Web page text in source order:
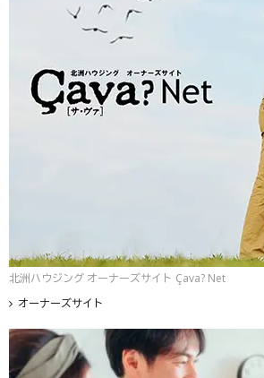
北洲ハウジング オーナーズサイト Çava? Net
オーナーズサイト